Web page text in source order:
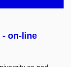
- on-line